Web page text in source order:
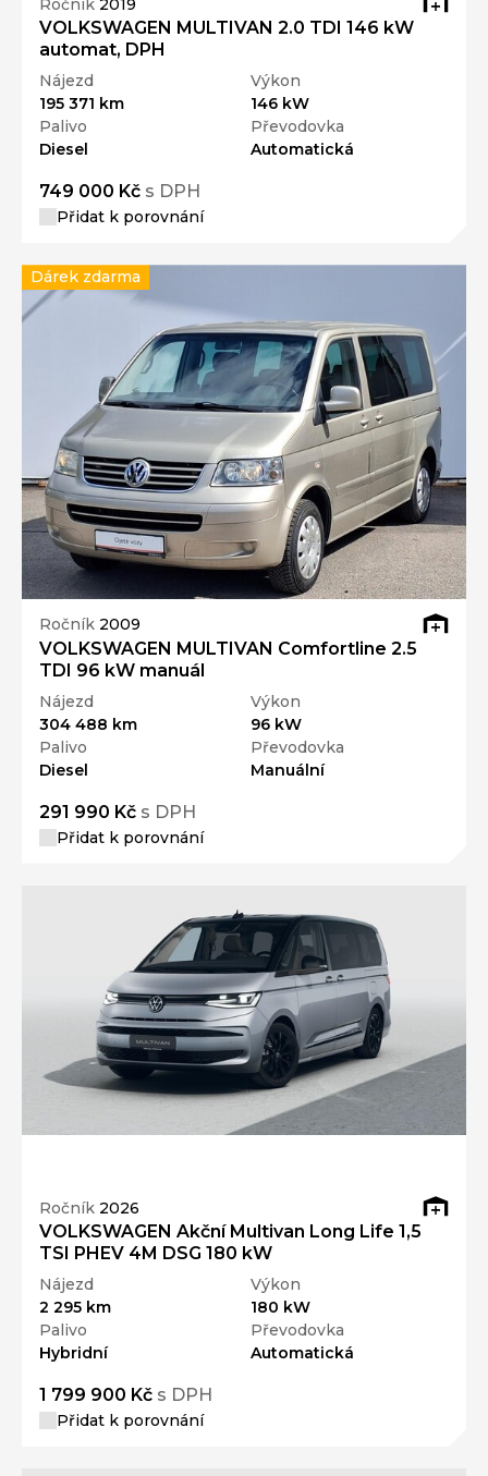
Ročník 2019
VOLKSWAGEN MULTIVAN 2.0 TDI 146 kW
automat, DPH
Nájezd
195 371 km
Výkon
146 kW
Palivo
Diesel
Převodovka
Automatická
749 000 Kč s DPH
Přidat k porovnání
Ročník 2009
VOLKSWAGEN MULTIVAN Comfortline 2.5
TDI 96 kW manuál
Nájezd
304 488 km
Výkon
96 kW
Palivo
Diesel
Převodovka
Manuální
291 990 Kč s DPH
Přidat k porovnání
Dárek zdarma
Ročník 2026
VOLKSWAGEN Akční Multivan Long Life 1,5
TSI PHEV 4M DSG 180 kW
Nájezd
2 295 km
Výkon
180 kW
Palivo
Hybridní
Převodovka
Automatická
1 799 900 Kč s DPH
Přidat k porovnání